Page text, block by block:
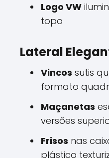
Logo VW
topo
Lateral
Vincos sutis
formato
Maçanetas
versões
Frisos nas
plástico